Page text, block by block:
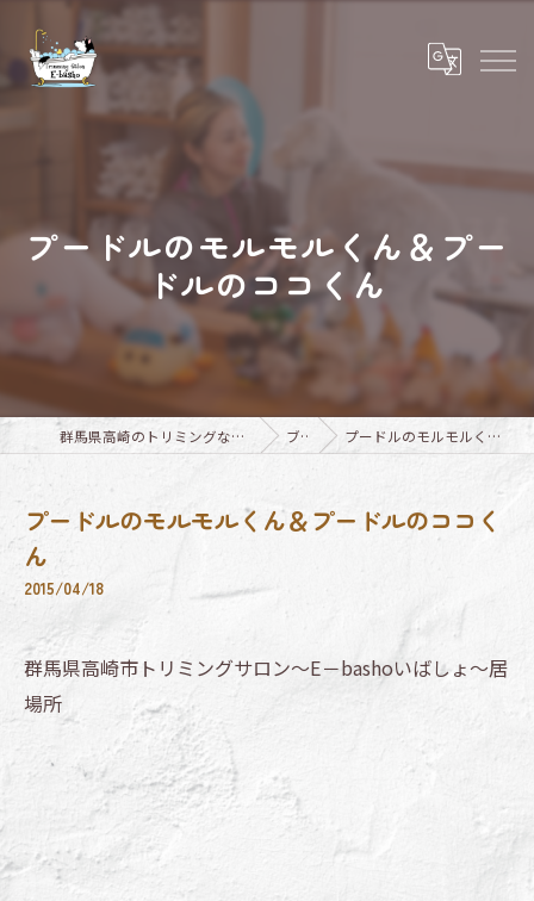
プードルのモルモルくん＆プー
ドルのココくん
群馬県高崎のトリミングならTrimming Salon E-basho ブログ プードルのモルモルくん＆プードルのココくん
プードルのモルモルくん＆プードルのココく
ん
2015/04/18
群馬県高崎市トリミングサロン～E－bashoいばしょ～居
場所